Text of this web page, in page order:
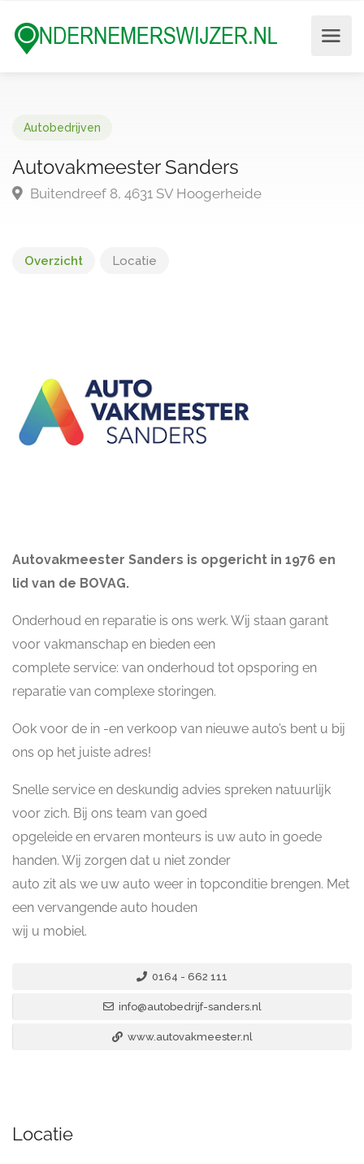
Autobedrijven
Autovakmeester Sanders
Buitendreef 8, 4631 SV Hoogerheide
Overzicht Locatie
Autovakmeester Sanders is opgericht in 1976 en
lid van de BOVAG.
Onderhoud en reparatie is ons werk. Wij staan garant
voor vakmanschap en bieden een
complete service: van onderhoud tot opsporing en
reparatie van complexe storingen.
Ook voor de in -en verkoop van nieuwe auto’s bent u bij
ons op het juiste adres!
Snelle service en deskundig advies spreken natuurlijk
voor zich. Bij ons team van goed
opgeleide en ervaren monteurs is uw auto in goede
handen. Wij zorgen dat u niet zonder
auto zit als we uw auto weer in topconditie brengen. Met
een vervangende auto houden
wij u mobiel.
0164 - 662 111
info@autobedrijf-sanders.nl
www.autovakmeester.nl
Locatie